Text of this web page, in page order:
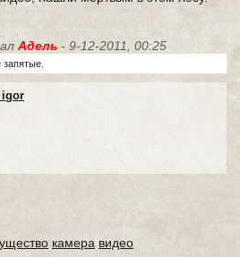
Адель - 9-12-2011, 00:25
igor
камера видео